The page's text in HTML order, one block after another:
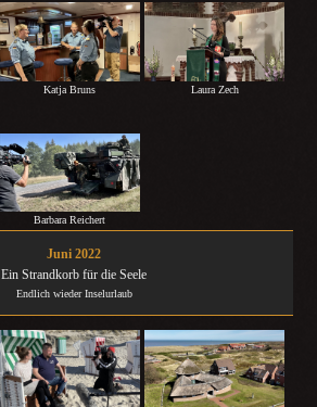
Katja Bruns Laura Zech
Barbara Reichert
Juni 2022
Ein Strandkorb für die Seele
Endlich wieder Inselurlaub